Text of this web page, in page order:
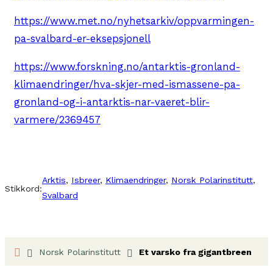
https://www.met.no/nyhetsarkiv/oppvarmingen-
pa-svalbard-er-eksepsjonell
https://www.forskning.no/antarktis-gronland-
klimaendringer/hva-skjer-med-ismassene-pa-
gronland-og-i-antarktis-nar-vaeret-blir-
varmere/2369457
Stikkord:
Arktis, Isbreer, Klimaendringer, Norsk Polarinstitutt
Svalbard
Norsk Polarinstitutt Et varsko fra gigantbreen